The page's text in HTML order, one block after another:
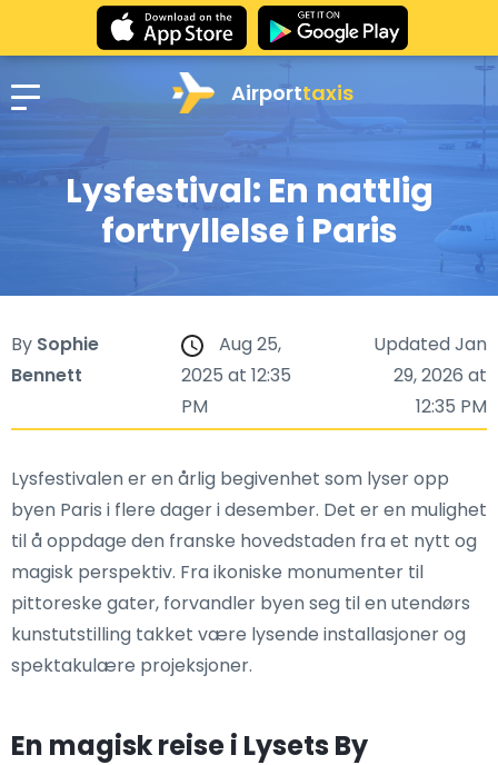
Airporttaxis
Lysfestival: En nattlig
fortryllelse i Paris
By Sophie
Bennett
Aug 25,
2025 at 12:35
PM
Updated Jan
29, 2026 at
12:35 PM
Lysfestivalen er en årlig begivenhet som lyser opp
byen Paris i flere dager i desember. Det er en mulighet
til å oppdage den franske hovedstaden fra et nytt og
magisk perspektiv. Fra ikoniske monumenter til
pittoreske gater, forvandler byen seg til en utendørs
kunstutstilling takket være lysende installasjoner og
spektakulære projeksjoner.
En magisk reise i Lysets By